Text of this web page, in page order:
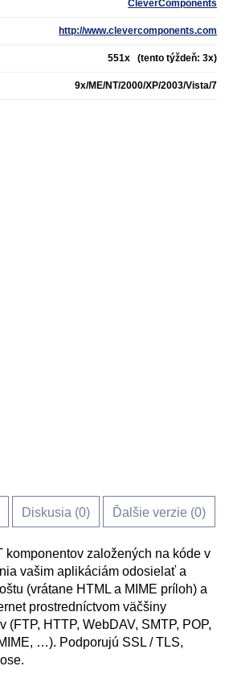
CleverComponents
http://www.clevercomponents.com
551x (tento týždeň: 3x)
9x/ME/NT/2000/XP/2003/Vista/7
Diskusia (0) Ďalšie verzie (0)
komponentov založených na kóde v
vašim aplikáciám odosielať a
(vrátane HTML a MIME príloh) a
prostredníctvom väčšiny
(FTP, HTTP, WebDAV, SMTP, POP,
…). Podporujú SSL / TLS,